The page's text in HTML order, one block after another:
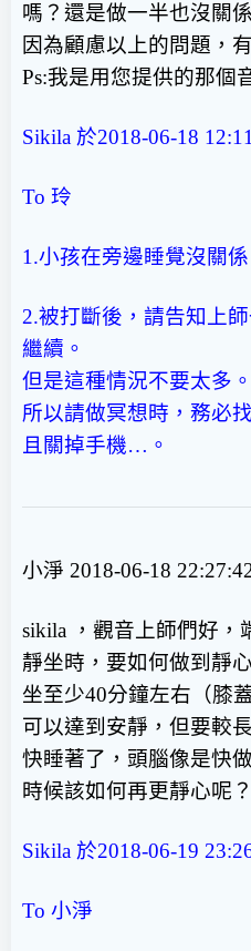
嗎？還是做一半也沒關
因為顧慮以上的問題，
Ps:我是用您提供的那個
Sikila 於2018-06-18
To 玲
1.小孩在旁邊睡覺沒關係
2.被打斷後，請告知上
繼續。
但是這種情況不要太多。
所以請做冥想時，務必
且關掉手機…。
小淨 2018-06-18
sikila ，觀音上師們好，
靜坐時，要如何做到靜
坐至少40分鐘左右（膝
可以達到安靜，但要較
快睡著了，頭腦像是快
時候該如何再更靜心呢？
Sikila 於2018-06-19
To 小淨